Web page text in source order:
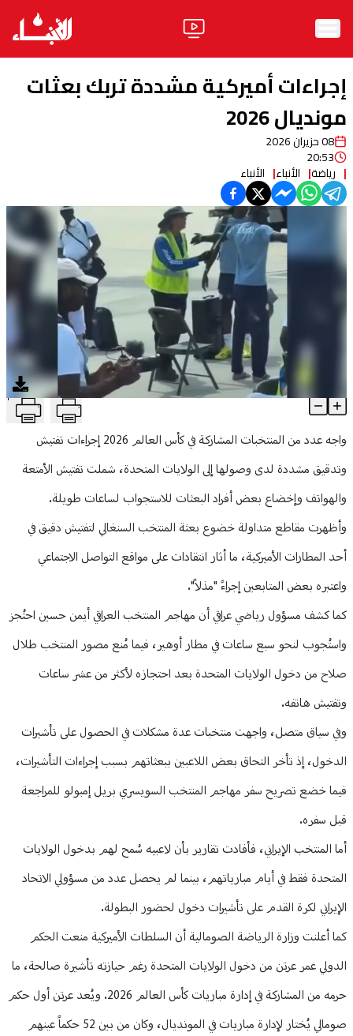
الأخبار
ثقافة ومجتمع
منوعات
آراء
فيديو
مواقف
وليد جنبلاطالحزب
إجراءات أميركية مشددة تربك بعثات
مونديال 2026
08 حزيران 2026
20:53
رياضة الأنباء الأنباء
إجراءات أميركية مشددة تربك بعثات مونديال 2026 T
Article Content
واجه عدد من المنتخبات المشاركة في كأس العالم 2026 إجراءات تفتيش
وتدقيق مشددة لدى وصولها إلى الولايات المتحدة، شملت تفتيش الأمتعة
والهواتف وإخضاع بعض أفراد البعثات للاستجواب لساعات طويلة.
وأظهرت مقاطع متداولة خضوع بعثة المنتخب السنغالي لتفتيش دقيق في
أحد المطارات الأميركية، ما أثار انتقادات على مواقع التواصل الاجتماعي
واعتبره بعض المتابعين إجراءً "مذلاً".
كما كشف مسؤول رياضي عراقي أن مهاجم المنتخب العراقي أيمن حسين احتُجز
واستُجوب لنحو سبع ساعات في مطار أوهير، فيما مُنع مصور المنتخب طلال
صلاح من دخول الولايات المتحدة بعد احتجازه لأكثر من عشر ساعات
وتفتيش هاتفه.
وفي سياق متصل، واجهت منتخبات عدة مشكلات في الحصول على تأشيرات
الدخول، إذ تأخر التحاق بعض اللاعبين ببعثاتهم بسبب إجراءات التأشيرات،
فيما خضع تصريح سفر مهاجم المنتخب السويسري بريل إمبولو للمراجعة
قبل سفره.
أما المنتخب الإيراني، فأفادت تقارير بأن لاعبيه سُمح لهم بدخول الولايات
المتحدة فقط في أيام مبارياتهم، بينما لم يحصل عدد من مسؤولي الاتحاد
الإيراني لكرة القدم على تأشيرات دخول لحضور البطولة.
كما أعلنت وزارة الرياضة الصومالية أن السلطات الأميركية منعت الحكم
الدولي عمر عرتن من دخول الولايات المتحدة رغم حيازته تأشيرة صالحة، ما
حرمه من المشاركة في إدارة مباريات كأس العالم 2026. ويُعد عرتن أول حكم
صومالي يُختار لإدارة مباريات في المونديال، وكان من بين 52 حكماً عينهم